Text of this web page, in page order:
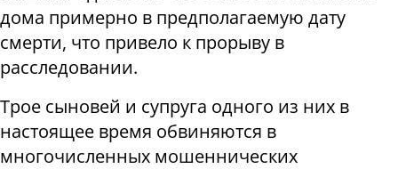
дома примерно в предполагаемую дату
смерти, что привело к прорыву в
расследовании.
Трое сыновей и супруга одного из них в
настоящее время обвиняются в
многочисленных мошеннических